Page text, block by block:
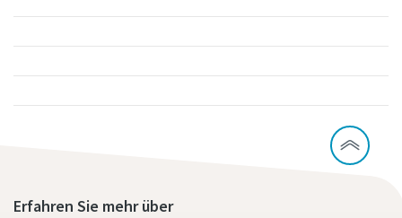
Erfahren Sie mehr über